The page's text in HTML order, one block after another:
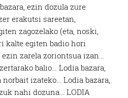
ezin dozula zure
erakutsi sareetan,
zagozelako (eta, noski,
kalte egiten badio hori
zarela zoriontsua izan…
balio… Lodia bazara,
izateko… Lodia bazara,
nahi dozuna… LODIA